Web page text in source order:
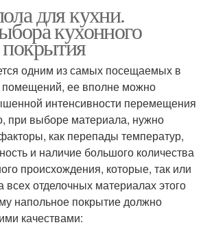
для кухни.
кухонного
одним из самых посещаемых в
помещений, ее вполне можно
интенсивности перемещения
при выборе материала, нужно
как перепады температур,
и наличие большого количества
происхождения, которые, так или
всех отделочных материалах этого
напольное покрытие должно
качествами: